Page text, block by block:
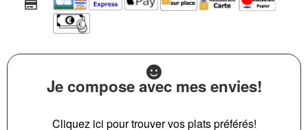
Je compose avec mes envies!
Cliquez ici pour trouver vos plats préférés!